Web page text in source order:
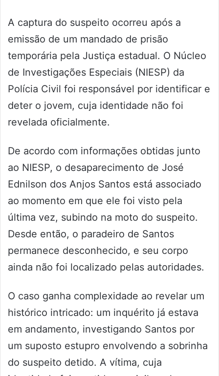
A captura do suspeito ocorreu após a
emissão de um mandado de prisão
temporária pela Justiça estadual. O Núcleo
de Investigações Especiais (NIESP) da
Polícia Civil foi responsável por identificar e
deter o jovem, cuja identidade não foi
revelada oficialmente.
De acordo com informações obtidas junto
ao NIESP, o desaparecimento de José
Ednilson dos Anjos Santos está associado
ao momento em que ele foi visto pela
última vez, subindo na moto do suspeito.
Desde então, o paradeiro de Santos
permanece desconhecido, e seu corpo
ainda não foi localizado pelas autoridades.
O caso ganha complexidade ao revelar um
histórico intricado: um inquérito já estava
em andamento, investigando Santos por
um suposto estupro envolvendo a sobrinha
do suspeito detido. A vítima, cuja